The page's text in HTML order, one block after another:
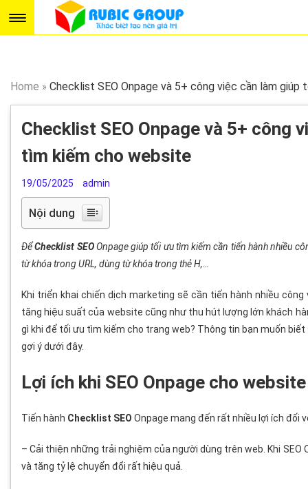
Home » Checklist SEO Onpage và 5+ công việc cần làm
Checklist SEO Onpage và 5+ công
tìm kiếm cho website
19/05/2025 admin
Nội dung
ĐểChecklist SEOOnpage giúp tối ưu tìm kiếm cần tiến hành nhiều
từ khóa trong URL, dùng từ khóa trong thẻ H,…
Khi triển khai chiến dịch marketing sẽ cần tiến hành nhiều
tăng hiệu suất của website cũng như thu hút lượng lớn khách
gì khi để tối ưu tìm kiếm cho trang web? Thông tin bạn muốn
gợi ý dưới đây.
Lợi ích khi SEO Onpage cho website
Tiến hành Checklist SEO Onpage mang đến rất nhiều lợi ích đối
– Cải thiện những trải nghiệm của người dùng trên web. Khi
và tăng tỷ lệ chuyển đổi rất hiệu quả.